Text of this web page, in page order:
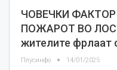
ЧОВЕЧКИ
ПОЖАРОТ ВО ЛОС
жителите фрлаат
Плусинфо 14/01/2025